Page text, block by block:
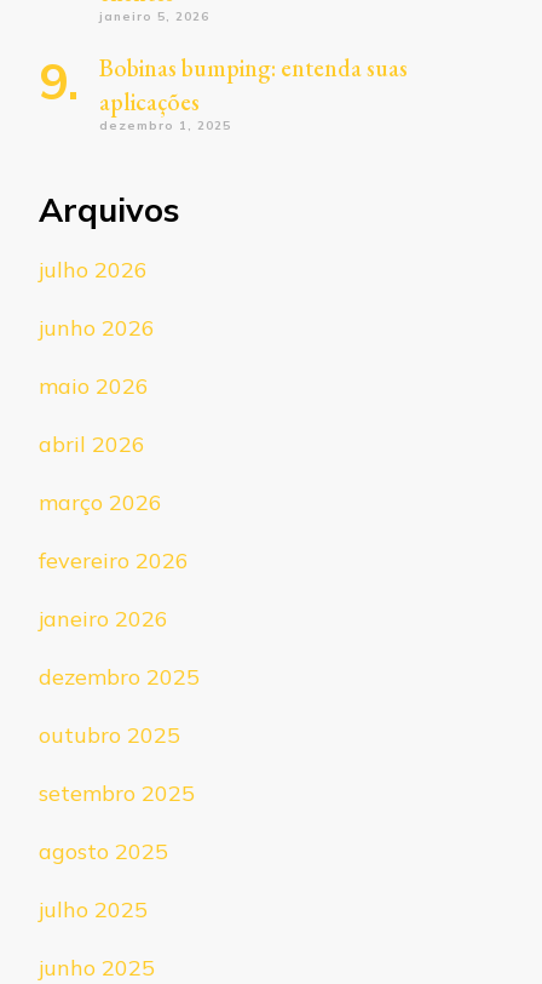
janeiro 5, 2026
Bobinas bumping: entenda suas
aplicações
dezembro 1, 2025
Arquivos
julho 2026
junho 2026
maio 2026
abril 2026
março 2026
fevereiro 2026
janeiro 2026
dezembro 2025
outubro 2025
setembro 2025
agosto 2025
julho 2025
junho 2025